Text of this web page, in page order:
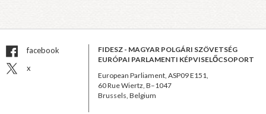
facebook
x
FIDESZ - MAGYAR POLGÁRI SZÖVETSÉG
EURÓPAI PARLAMENTI KÉPVISELŐCSOPORT
European Parliament, ASP09 E151,
60 Rue Wiertz, B–1047
Brussels, Belgium